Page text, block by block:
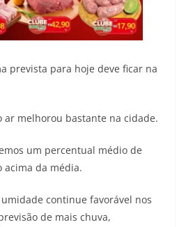
prevista para hoje deve ficar na
ar melhorou bastante na cidade.
um percentual médio de
acima da média.
continue favorável nos
de mais chuva,